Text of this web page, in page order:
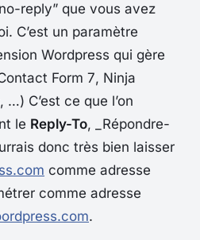
reply” que vous avez
C’est un paramètre
Wordpress qui gère
Form 7, Ninja
…) C’est ce que l’on
le Reply-To, _Répondre-
donc très bien laisser
comme adresse
comme adresse
.